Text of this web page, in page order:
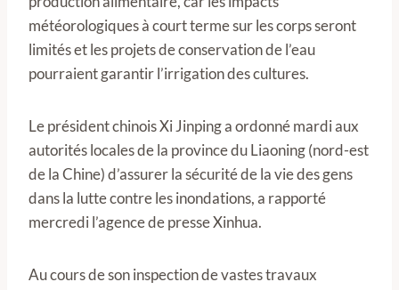
météorologiques à court terme sur les corps seront
limités et les projets de conservation de l’eau
pourraient garantir l’irrigation des cultures.
Le président chinois Xi Jinping a ordonné mardi aux
autorités locales de la province du Liaoning (nord-est
de la Chine) d’assurer la sécurité de la vie des gens
dans la lutte contre les inondations, a rapporté
mercredi l’agence de presse Xinhua.
Au cours de son inspection de vastes travaux